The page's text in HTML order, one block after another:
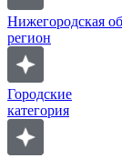
Нижегородская
регион
Городские
категория